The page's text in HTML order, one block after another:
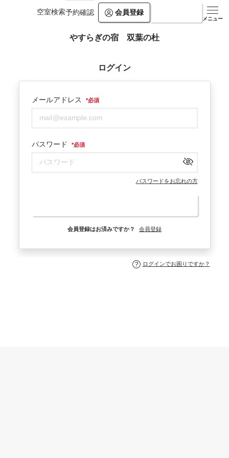
空室検索予約確認 会員登録
メニュー
やすらぎの宿 双葉の杜
ログイン
メールアドレス *必須
パスワード *必須
パスワードをお忘れの方
会員登録はお済みですか？ 会員登録
ログインでお困りですか？